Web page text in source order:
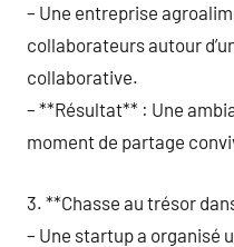
– Une entreprise
collaborateurs autour
collaborative.
– **Résultat** : Une
moment de partage
3. **Chasse au trésor
– Une startup a organisé